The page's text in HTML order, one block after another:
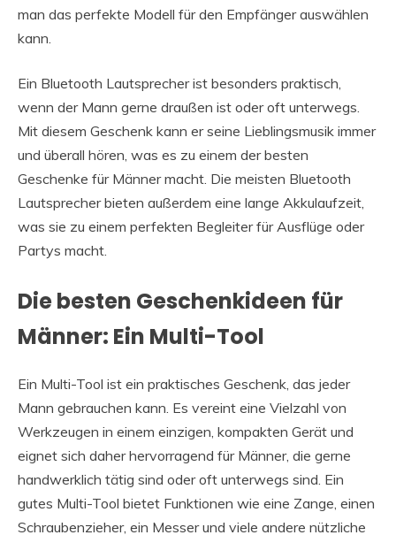
man das perfekte Modell für den Empfänger auswählen
kann.
Ein Bluetooth Lautsprecher ist besonders praktisch,
wenn der Mann gerne draußen ist oder oft unterwegs.
Mit diesem Geschenk kann er seine Lieblingsmusik immer
und überall hören, was es zu einem der besten
Geschenke für Männer macht. Die meisten Bluetooth
Lautsprecher bieten außerdem eine lange Akkulaufzeit,
was sie zu einem perfekten Begleiter für Ausflüge oder
Partys macht.
Die besten Geschenkideen für
Männer: Ein Multi-Tool
Ein Multi-Tool ist ein praktisches Geschenk, das jeder
Mann gebrauchen kann. Es vereint eine Vielzahl von
Werkzeugen in einem einzigen, kompakten Gerät und
eignet sich daher hervorragend für Männer, die gerne
handwerklich tätig sind oder oft unterwegs sind. Ein
gutes Multi-Tool bietet Funktionen wie eine Zange, einen
Schraubenzieher, ein Messer und viele andere nützliche